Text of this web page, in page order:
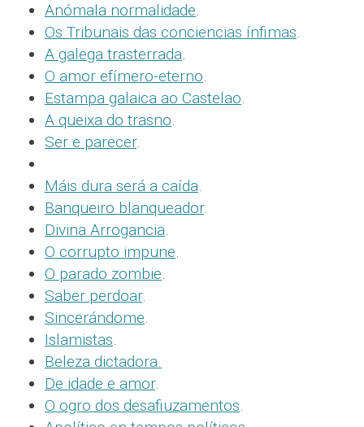
Anómala normalidade.
Os Tribunais das conciencias ínfimas.
A galega trasterrada.
O amor efímero-eterno.
Estampa galaica ao Castelao.
A queixa do trasno.
Ser e parecer.
Máis dura será a caída.
Banqueiro blanqueador.
Divina Arrogancia.
O corrupto impune.
O parado zombie.
Saber perdoar.
Sincerándome.
Islamistas.
Beleza dictadora.
De idade e amor.
O ogro dos desafiuzamentos.